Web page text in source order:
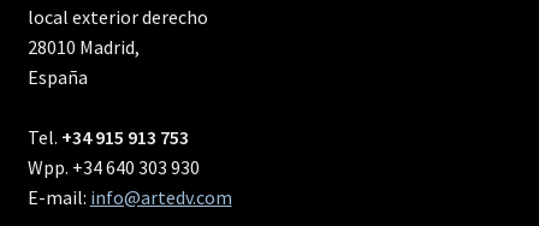
local exterior derecho
28010 Madrid,
España
Tel. +34 915 913 753
Wpp. +34 640 303 930
E-mail: info@artedv.com